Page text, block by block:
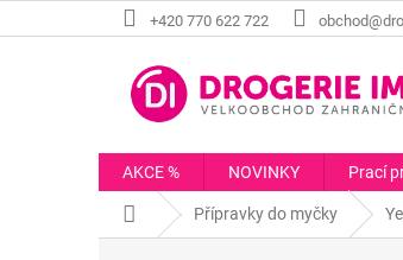
na
+420 770 622 722
AKCE % NOVINKY Prací
Domů Přípravky do myčky